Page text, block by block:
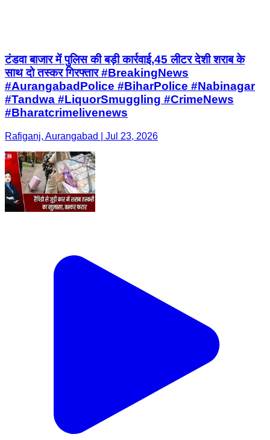
टंडवा बाजार में पुलिस की बड़ी कार्रवाई,45 लीटर देशी शराब के
साथ दो तस्कर गिरफ्तार #BreakingNews
#AurangabadPolice #BiharPolice #Nabinagar
#Tandwa #LiquorSmuggling #CrimeNews
#Bharatcrimelivenews
Rafiganj, Aurangabad | Jul 23, 2026